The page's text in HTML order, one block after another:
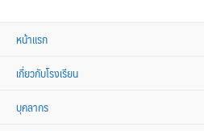
หน้าแรก
เกี่ยวกับโรงเรียน
บุคลากร